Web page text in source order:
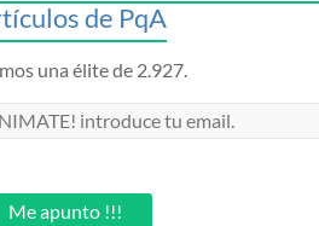
de PqA
una élite de 2.927.
Me apunto !!!